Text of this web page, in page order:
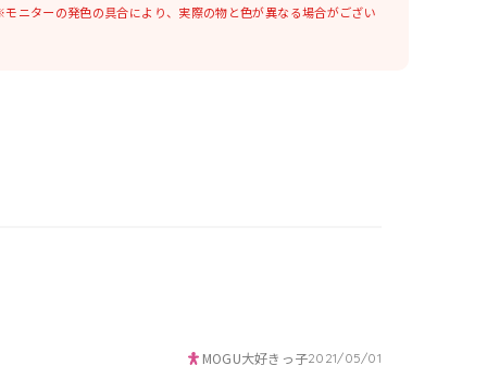
ニターの発色の具合により、実際の物と色が異なる場合がござい
MOGU大好きっ子2021/05/01